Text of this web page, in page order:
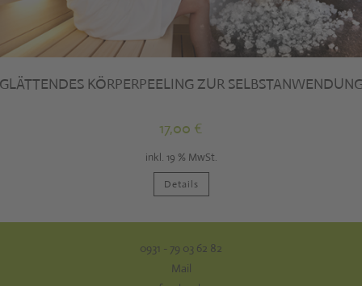
KÖRPERPEELING ZUR
17,00 €
inkl. 19 % MwSt.
Details
0931 - 79 03 62 82
Mail